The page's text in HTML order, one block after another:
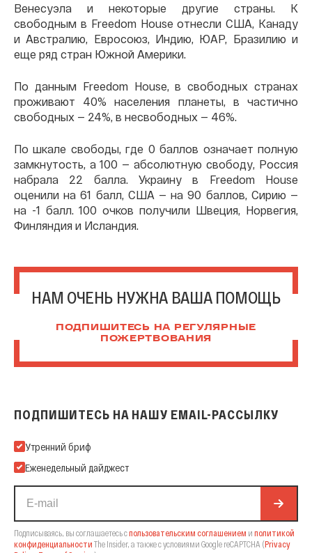
Венесуэла и некоторые другие страны. К
свободным в Freedom House отнесли США, Канаду
и Австралию, Евросоюз, Индию, ЮАР, Бразилию и
еще ряд стран Южной Америки.
По данным Freedom House, в свободных странах
проживают 40% населения планеты, в частично
свободных — 24%, в несвободных — 46%.
По шкале свободы, где 0 баллов означает полную
замкнутость, а 100 — абсолютную свободу, Россия
набрала 22 балла. Украину в Freedom House
оценили на 61 балл, США — на 90 баллов, Сирию —
на -1 балл. 100 очков получили Швеция, Норвегия,
Финляндия и Исландия.
НАМ ОЧЕНЬ НУЖНА ВАША ПОМОЩЬ
ПОДПИШИТЕСЬ НА РЕГУЛЯРНЫЕ
ПОЖЕРТВОВАНИЯ
ПОДПИШИТЕСЬ НА НАШУ EMAIL-РАССЫЛКУ
Подпишитесь на нашу Email-рассылку
Утренний бриф
Еженедельный дайджест
Подписываясь, вы соглашаетесь спользовательским соглашением и политикой
конфиденциальности The Insider, а также с условиями Google reCAPTCHA (Privacy